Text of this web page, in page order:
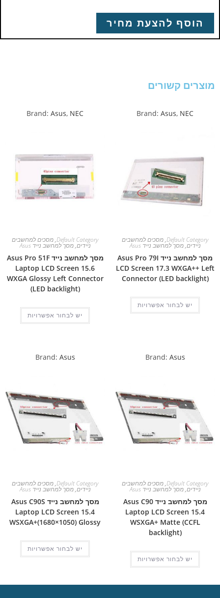
הוסף להצעת מחיר
מוצרים קשורים
Brand: Asus, NEC
Default Category
,מסכים למחשבים
ניידים,מסך למחשב נייד Asus
מסך למחשב נייד Asus Pro 79I
LCD Screen 17.3 WXGA++ Left
Connector (LED backlight)
יש לבחור אפשרויות
Brand: Asus, NEC
Default Category
,מסכים למחשבים
ניידים,מסך למחשב נייד Asus
מסך למחשב נייד Asus Pro 51F
Laptop LCD Screen 15.6
WXGA Glossy Left Connector
(LED backlight)
יש לבחור אפשרויות
Brand: Asus
Default Category
,מסכים למחשבים
ניידים,מסך למחשב נייד Asus
מסך למחשב נייד Asus C90
Laptop LCD Screen 15.4
WSXGA+ Matte (CCFL
backlight)
יש לבחור אפשרויות
Brand: Asus
Default Category
,מסכים למחשבים
ניידים,מסך למחשב נייד Asus
מסך למחשב נייד Asus C90S
Laptop LCD Screen 15.4
WSXGA+(1680×1050) Glossy
יש לבחור אפשרויות